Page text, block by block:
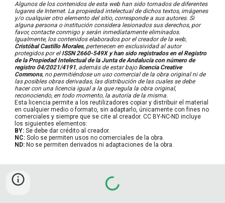
Algunos de los contenidos de esta web han sido tomados de diferentes
lugares de Internet. La propiedad intelectual de dichos textos, imágenes
y/o cualquier otro elemento del sitio, corresponde a sus autores. Si
alguna persona o institución considera lesionados sus derechos, por
favor, contacte conmigo y serán inmediatamente eliminados.
Igualmente, los contenidos elaborados por el creador de la web,
Cristóbal Castillo Morales, pertenecen en exclusividad al autor
protegidos por elISSN 2660-549X y han sido registrados en el Registro
de la Propiedad Intelectual de la Junta de Andalucía con número de
registro 04/2021/4191, además de estar bajolicencia Creative
Commons, no permitiéndose un uso comercial de la obra original ni de
las posibles obras derivadas, las distribución de las cuales se debe
hacer con una licencia igual a la que regula la obra original,
reconociendo, en todo momento, la autoría de la misma.
Esta licencia permite a los reutilizadores copiar y distribuir el material
en cualquier medio o formato, sin adaptarlo, únicamente con fines no
comerciales y siempre que se cite al creador. CC BY-NC-ND incluye
los siguientes elementos:
BY:Se debe dar crédito al creador.
NC: Solo se permiten usos no comerciales de la obra.
ND: No se permiten derivados ni adaptaciones de la obra.